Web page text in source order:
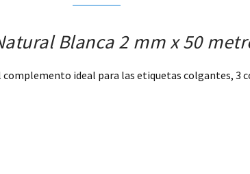
Blanca 2 mm x 50
ideal para las etiquetas colgantes, 3